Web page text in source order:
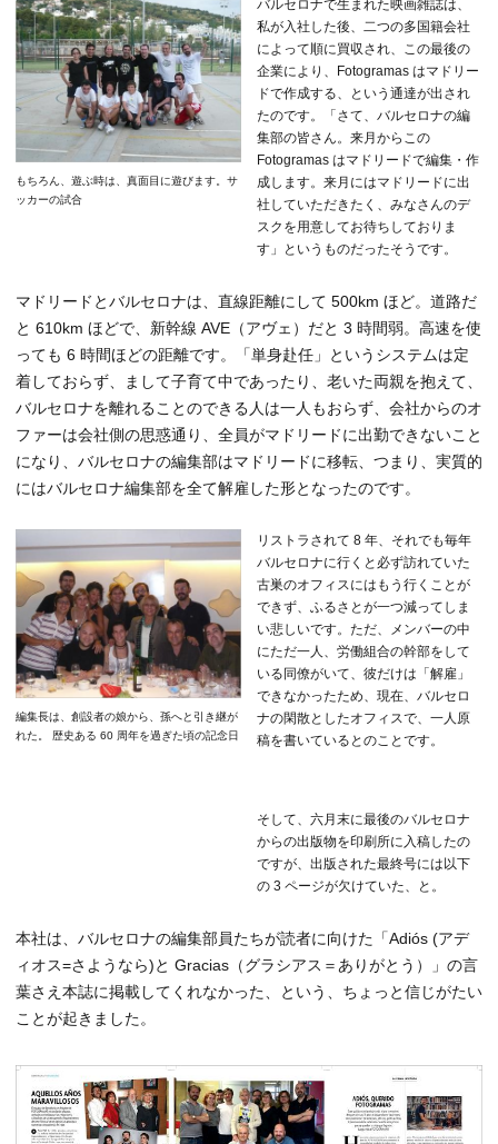
もちろん、遊ぶ時は、真面目に遊びます。サ
ッカーの試合
バルセロナで生まれた映画雑誌は、
私が入社した後、二つの多国籍会社
によって順に買収され、この最後の
企業により、Fotogramas はマドリー
ドで作成する、という通達が出され
たのです。「さて、バルセロナの編
集部の皆さん。来月からこの
Fotogramas はマドリードで編集・作
成します。来月にはマドリードに出
社していただきたく、みなさんのデ
スクを用意してお待ちしておりま
す」というものだったそうです。
マドリードとバルセロナは、直線距離にして 500km ほど。道路だ
と 610km ほどで、新幹線 AVE（アヴェ）だと 3 時間弱。高速を使
っても 6 時間ほどの距離です。「単身赴任」というシステムは定
着しておらず、まして子育て中であったり、老いた両親を抱えて、
バルセロナを離れることのできる人は一人もおらず、会社からのオ
ファーは会社側の思惑通り、全員がマドリードに出勤できないこと
になり、バルセロナの編集部はマドリードに移転、つまり、実質的
にはバルセロナ編集部を全て解雇した形となったのです。
編集長は、創設者の娘から、孫へと引き継が
れた。 歴史ある 60 周年を過ぎた頃の記念日
リストラされて 8 年、それでも毎年
バルセロナに行くと必ず訪れていた
古巣のオフィスにはもう行くことが
できず、ふるさとが一つ減ってしま
い悲しいです。ただ、メンバーの中
にただ一人、労働組合の幹部をして
いる同僚がいて、彼だけは「解雇」
できなかったため、現在、バルセロ
ナの閑散としたオフィスで、一人原
稿を書いているとのことです。
そして、六月末に最後のバルセロナ
からの出版物を印刷所に入稿したの
ですが、出版された最終号には以下
の 3 ページが欠けていた、と。
本社は、バルセロナの編集部員たちが読者に向けた「Adiós (アデ
ィオス=さようなら)と Gracias（グラシアス＝ありがとう）」の言
葉さえ本誌に掲載してくれなかった、という、ちょっと信じがたい
ことが起きました。